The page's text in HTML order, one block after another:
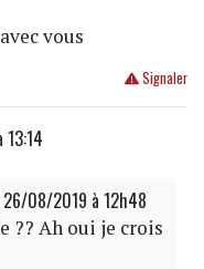
vous
Signaler
08/2019 à 12h48
?? Ah oui je crois